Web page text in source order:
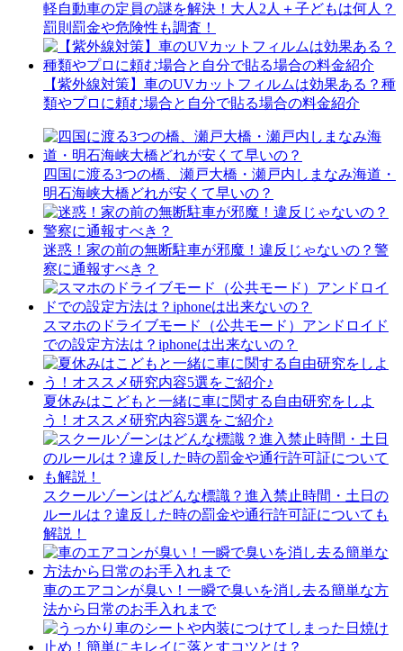
軽自動車の定員の謎を解決！大人2人＋子どもは何人？
罰則罰金や危険性も調査！
【紫外線対策】車のUVカットフィルムは効果ある？種
類やプロに頼む場合と自分で貼る場合の料金紹介
四国に渡る3つの橋、瀬戸大橋・瀬戸内しまなみ海道・
明石海峡大橋どれが安くて早いの？
迷惑！家の前の無断駐車が邪魔！違反じゃないの？警
察に通報すべき？
スマホのドライブモード（公共モード）アンドロイド
での設定方法は？iphoneは出来ないの？
夏休みはこどもと一緒に車に関する自由研究をしよ
う！オススメ研究内容5選をご紹介♪
スクールゾーンはどんな標識？進入禁止時間・土日の
ルールは？違反した時の罰金や通行許可証についても
解説！
車のエアコンが臭い！一瞬で臭いを消し去る簡単な方
法から日常のお手入れまで